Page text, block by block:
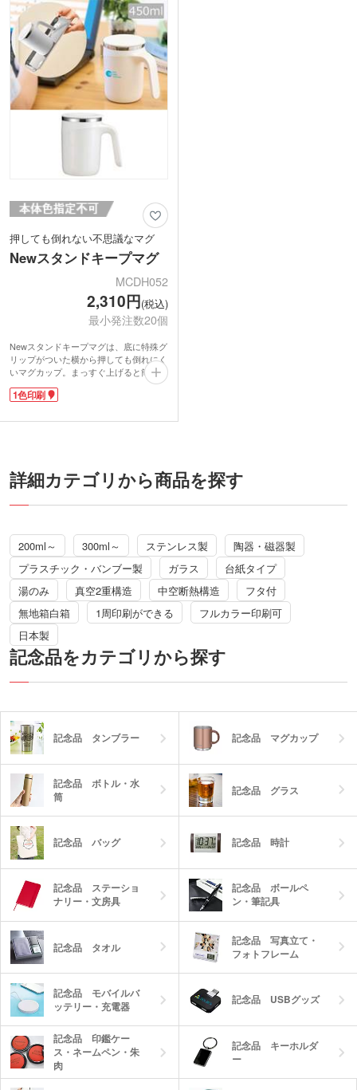
底面の滑り止めや、保冷温効果のある2
重構造など、細かい所までこだわってい
ます。そのままでもおしゃれな形状なの
で台紙を入れただけで簡単にクオリティ
の高いアイテムが仕上がります。取っ手
の中心と中台紙のつなぎ目はずれる場合
があるため、オリジナル台紙を作成する
際は、中心が分かりにくいリピート柄が
おすすめです。企業ロゴを入れてキャン
ペーン等のPRや、写真を入れた記念品
押しても倒れない不思議なマグ
Newスタンドキープマグ
MCDH052
2,310円(税込)
最小発注数20個
Newスタンドキープマグは、底に特殊グ
リップがついた横から押しても倒れにく
いマグカップ。まっすぐ上げると簡単に
持ちあがる、クセになる使い心地!デス
ク上にうっかりこぼしてしまう事態を防
ん。蓋付で保温保冷効果をより高め、ほ
最適な容量約450ml。ロゴが映えるシン
プルなホワイトボディに名入れをし、開
1色印刷
詳細カテゴリから商品を探す
200ml～ 300ml～ ステンレス製
陶器・磁器製
プラスチック・バンブー製
ガラス
台紙タイプ
湯のみ
真空2重構造 中空断熱構造
フタ付
無地箱白箱
1周印刷ができる
フルカラー印刷可
日本製
記念品をカテゴリから探す
記念品 タンブラー 記念品 マグカップ
記念品 ボトル・水
筒
記念品 グラス
記念品 バッグ 記念品 時計
記念品 ステーショ
ナリー・文房具
記念品 ボールペ
ン・筆記具
記念品 タオル
記念品 写真立て・
フォトフレーム
記念品 モバイルバ
ッテリー・充電器
記念品 USBグッズ
記念品 印鑑ケー
ス・ネームペン・朱
肉
記念品 キーホルダ
ー